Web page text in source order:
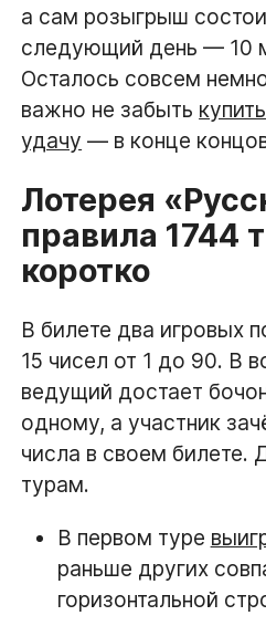
а сам розыгрыш
следующий день — 10
Осталось совсем
важно не забыть
удачу — в конце
Лотерея
правила 1744
коротко
В билете два игровых
15 чисел от 1 до 90. В
ведущий достает
одному, а участник
числа в своем билете.
турам.
В первом туре
раньше других
горизонтальной